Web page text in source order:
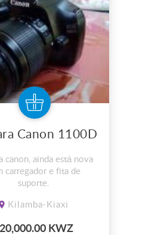
Canon 1100D
canon, ainda está nova
carregador e fita de
suporte.
Kilamba-Kiaxi
KWZ